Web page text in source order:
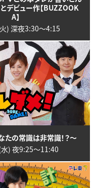
デビュー作【BUZZOOK
A】
) 深夜3:30〜4:15
たの常識は非常識！？～
) 夜9:25〜11:40